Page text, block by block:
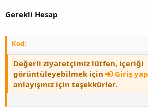
Gerekli Hesap
Kod:
Değerli ziyaretçimiz lütfen, içeriği
görüntüleyebilmek için
Giriş yap
anlayışınız için teşekkürler.